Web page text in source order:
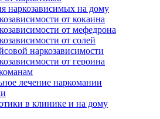
наркозависимых на дому
от кокаина
от мефедрона
от солей
наркозависимости
от героина
лечение наркомании
в клинике и на дому